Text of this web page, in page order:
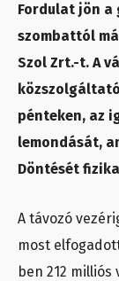
Fordulat jön a
szombattól
Szol Zrt.-t. A
pénteken, az
lemondását,
Döntését
A távozó
most
ben 212